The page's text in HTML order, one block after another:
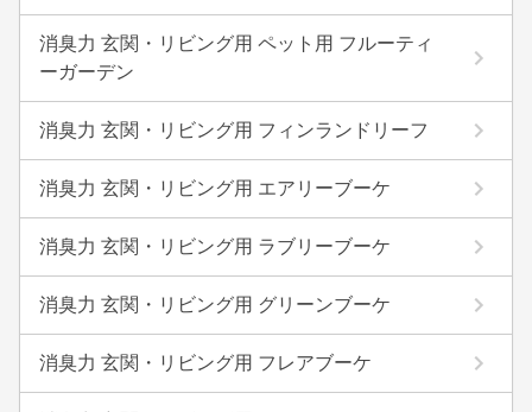
消臭力 玄関・リビング用 ペット用 フルーティ
ーガーデン
消臭力 玄関・リビング用 フィンランドリーフ
消臭力 玄関・リビング用 エアリーブーケ
消臭力 玄関・リビング用 ラブリーブーケ
消臭力 玄関・リビング用 グリーンブーケ
消臭力 玄関・リビング用 フレアブーケ